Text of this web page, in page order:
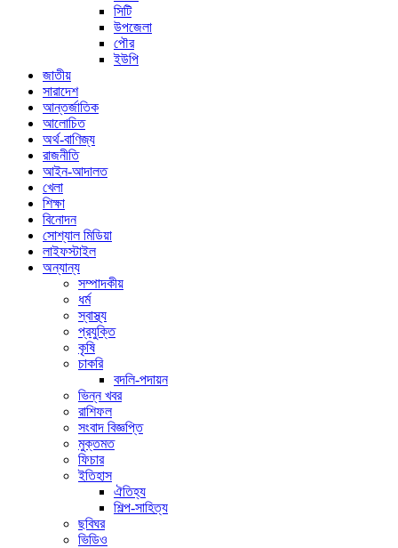
সিটি
উপজেলা
পৌর
ইউপি
জাতীয়
সারাদেশ
আন্তর্জাতিক
আলোচিত
অর্থ-বাণিজ্য
রাজনীতি
আইন-আদালত
খেলা
শিক্ষা
বিনোদন
সোশ্যাল মিডিয়া
লাইফস্টাইল
অন্যান্য
সম্পাদকীয়
ধর্ম
স্বাস্থ্য
প্রযুক্তি
কৃষি
চাকরি
বদলি-পদায়ন
ভিন্ন খবর
রাশিফল
সংবাদ বিজ্ঞপ্তি
মুক্তমত
ফিচার
ইতিহাস
ঐতিহ্য
শিল্প-সাহিত্য
ছবিঘর
ভিডিও